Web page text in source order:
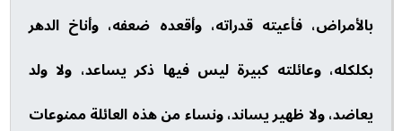
بالأمراض، فأعيته قدراته، وأقعده ضعفه، وأناخ الدهر
بكلكله، وعائلته كبيرة ليس فيها ذكر يساعد، ولا ولد
يعاضد، ولا ظهير يساند، ونساء من هذه العائلة ممنوعات